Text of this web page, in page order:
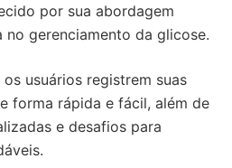
por sua abordagem
gerenciamento da glicose.
usuários registrem suas
forma rápida e fácil, além de
e desafios para